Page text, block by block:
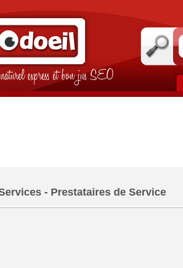
express et bon jus SEO
- Prestataires de Service